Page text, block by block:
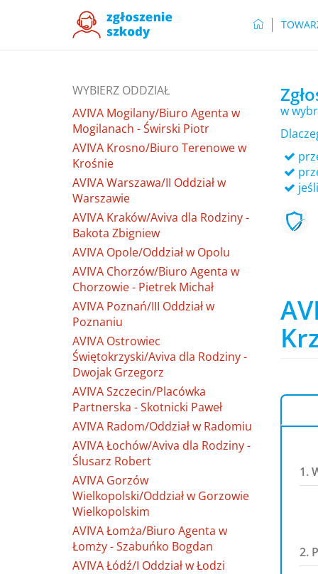
WYBIERZ ODDZIAŁ
AVIVA Mogilany/Biuro Agenta w
Mogilanach - Świrski Piotr
AVIVA Krosno/Biuro Terenowe w
Krośnie
AVIVA Warszawa/II Oddział w
Warszawie
AVIVA Kraków/Aviva dla Rodziny -
Bakota Zbigniew
AVIVA Opole/Oddział w Opolu
AVIVA Chorzów/Biuro Agenta w
Chorzowie - Pietrek Michał
AVIVA Poznań/III Oddział w
Poznaniu
AVIVA Ostrowiec
Świętokrzyski/Aviva dla Rodziny -
Dwojak Grzegorz
AVIVA Szczecin/Placówka
Partnerska - Skotnicki Paweł
AVIVA Radom/Oddział w Radomiu
AVIVA Łochów/Aviva dla Rodziny -
Ślusarz Robert
AVIVA Gorzów
Wielkopolski/Oddział w Gorzowie
Wielkopolskim
AVIVA Łomża/Biuro Agenta w
Łomży - Szabuńko Bogdan
AVIVA Łódź/I Oddział w Łodzi
w
1.
2.